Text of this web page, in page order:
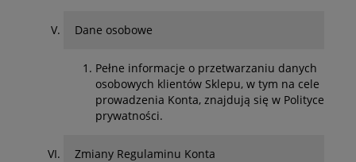
Dane osobowe
Pełne informacje o przetwarzaniu danych
osobowych klientów Sklepu, w tym na cele
prowadzenia Konta, znajdują się w Polityce
prywatności.
Zmiany Regulaminu Konta